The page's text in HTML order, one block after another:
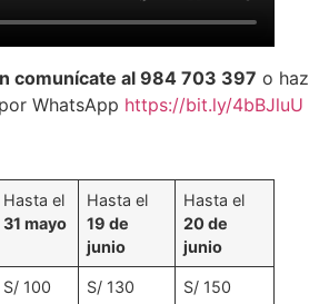
comunícate al 984 703 397 o haz
WhatsApp https://bit.ly/4bBJluU
Hasta el
31 mayo
Hasta el
19 de
junio
Hasta el
20 de
junio
S/ 100 S/ 130 S/ 150